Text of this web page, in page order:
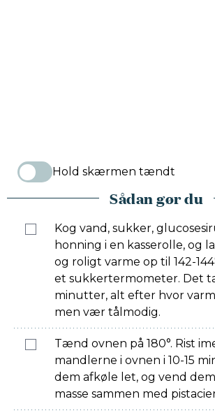
Hold skærmen tændt
Sådan gør du
Kog vand, sukker,
honning i en kasserolle, og
og roligt varme op til 142-
et sukkertermometer. Det
minutter, alt efter hvor
men vær tålmodig.
Tænd ovnen på 180°. Rist
mandlerne i ovnen i 10-15
dem afkøle let, og vend
masse sammen med